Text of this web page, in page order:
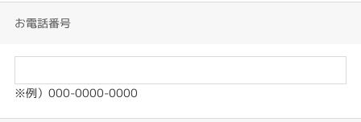
お電話番号
※例）000-0000-0000